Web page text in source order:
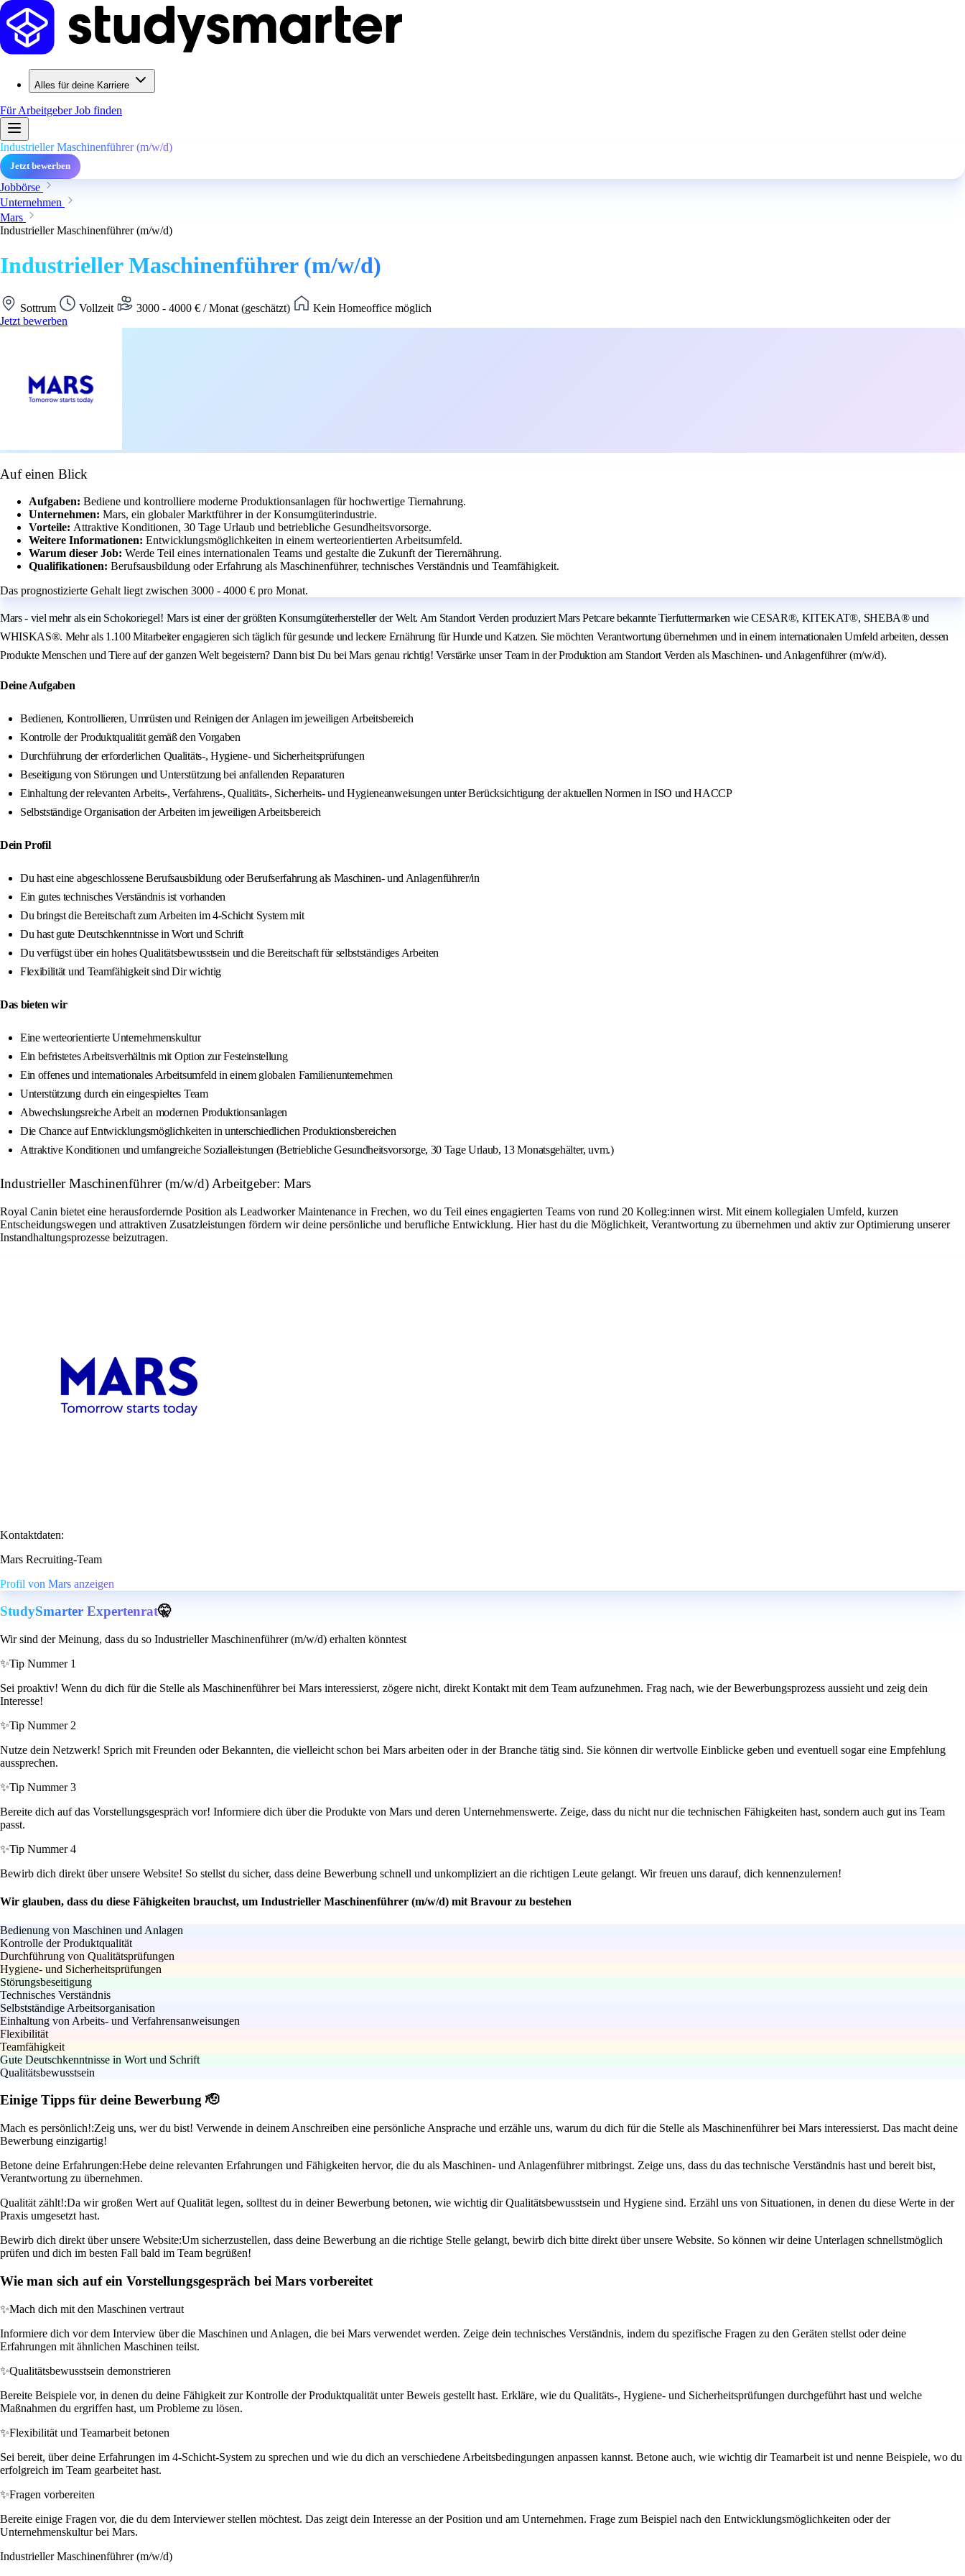
Alles für deine Karriere
Für ArbeitgeberJob finden
Industrieller Maschinenführer (m/w/d)
Jetzt bewerben
Jobbörse
Unternehmen
Mars
Industrieller Maschinenführer (m/w/d)
Industrieller Maschinenführer (m/w/d)
Sottrum Vollzeit 3000 - 4000 € / Monat (geschätzt)
Kein Homeoffice möglich
Jetzt bewerben
Auf einen Blick
Aufgaben: Bediene und kontrolliere moderne Produktionsanlagen für hochwertige Tiernahrung.
Unternehmen: Mars, ein globaler Marktführer in der Konsumgüterindustrie.
Vorteile: Attraktive Konditionen, 30 Tage Urlaub und betriebliche Gesundheitsvorsorge.
Weitere Informationen: Entwicklungsmöglichkeiten in einem werteorientierten Arbeitsumfeld.
Warum dieser Job: Werde Teil eines internationalen Teams und gestalte die Zukunft der Tierernährung.
Qualifikationen: Berufsausbildung oder Erfahrung als Maschinenführer, technisches Verständnis und Teamfähigkeit.
Das prognostizierte Gehalt liegt zwischen 3000 - 4000 € pro Monat.
Mars - viel mehr als ein Schokoriegel! Mars ist einer der größten Konsumgüterhersteller der Welt. Am Standort Verden produziert Mars Petcare bekannte Tierfuttermarken wie CESAR®, KITEKAT®, SHEBA® und
WHISKAS®. Mehr als 1.100 Mitarbeiter engagieren sich täglich für gesunde und leckere Ernährung für Hunde und Katzen. Sie möchten Verantwortung übernehmen und in einem internationalen Umfeld arbeiten, dessen
Produkte Menschen und Tiere auf der ganzen Welt begeistern? Dann bist Du bei Mars genau richtig! Verstärke unser Team in der Produktion am Standort Verden als Maschinen- und Anlagenführer (m/w/d).
Deine Aufgaben
Bedienen, Kontrollieren, Umrüsten und Reinigen der Anlagen im jeweiligen Arbeitsbereich
Kontrolle der Produktqualität gemäß den Vorgaben
Durchführung der erforderlichen Qualitäts-, Hygiene- und Sicherheitsprüfungen
Beseitigung von Störungen und Unterstützung bei anfallenden Reparaturen
Einhaltung der relevanten Arbeits-, Verfahrens-, Qualitäts-, Sicherheits- und Hygieneanweisungen unter Berücksichtigung der aktuellen Normen in ISO und HACCP
Selbstständige Organisation der Arbeiten im jeweiligen Arbeitsbereich
Dein Profil
Du hast eine abgeschlossene Berufsausbildung oder Berufserfahrung als Maschinen- und Anlagenführer/in
Ein gutes technisches Verständnis ist vorhanden
Du bringst die Bereitschaft zum Arbeiten im 4-Schicht System mit
Du hast gute Deutschkenntnisse in Wort und Schrift
Du verfügst über ein hohes Qualitätsbewusstsein und die Bereitschaft für selbstständiges Arbeiten
Flexibilität und Teamfähigkeit sind Dir wichtig
Das bieten wir
Eine werteorientierte Unternehmenskultur
Ein befristetes Arbeitsverhältnis mit Option zur Festeinstellung
Ein offenes und internationales Arbeitsumfeld in einem globalen Familienunternehmen
Unterstützung durch ein eingespieltes Team
Abwechslungsreiche Arbeit an modernen Produktionsanlagen
Die Chance auf Entwicklungsmöglichkeiten in unterschiedlichen Produktionsbereichen
Attraktive Konditionen und umfangreiche Sozialleistungen (Betriebliche Gesundheitsvorsorge, 30 Tage Urlaub, 13 Monatsgehälter, uvm.)
Industrieller Maschinenführer (m/w/d) Arbeitgeber: Mars
Royal Canin bietet eine herausfordernde Position als Leadworker Maintenance in Frechen, wo du Teil eines engagierten Teams von rund 20 Kolleg:innen wirst. Mit einem kollegialen Umfeld, kurzen
Entscheidungswegen und attraktiven Zusatzleistungen fördern wir deine persönliche und berufliche Entwicklung. Hier hast du die Möglichkeit, Verantwortung zu übernehmen und aktiv zur Optimierung unserer
Instandhaltungsprozesse beizutragen.
Kontaktdaten:
Mars Recruiting-Team
Profil von Mars anzeigen
StudySmarter Expertenrat🤫
Wir sind der Meinung, dass du so Industrieller Maschinenführer (m/w/d) erhalten könntest
✨Tip Nummer 1
Sei proaktiv! Wenn du dich für die Stelle als Maschinenführer bei Mars interessierst, zögere nicht, direkt Kontakt mit dem Team aufzunehmen. Frag nach, wie der Bewerbungsprozess aussieht und zeig dein
Interesse!
✨Tip Nummer 2
Nutze dein Netzwerk! Sprich mit Freunden oder Bekannten, die vielleicht schon bei Mars arbeiten oder in der Branche tätig sind. Sie können dir wertvolle Einblicke geben und eventuell sogar eine Empfehlung
aussprechen.
✨Tip Nummer 3
Bereite dich auf das Vorstellungsgespräch vor! Informiere dich über die Produkte von Mars und deren Unternehmenswerte. Zeige, dass du nicht nur die technischen Fähigkeiten hast, sondern auch gut ins Team
passt.
✨Tip Nummer 4
Bewirb dich direkt über unsere Website! So stellst du sicher, dass deine Bewerbung schnell und unkompliziert an die richtigen Leute gelangt. Wir freuen uns darauf, dich kennenzulernen!
Wir glauben, dass du diese Fähigkeiten brauchst, um Industrieller Maschinenführer (m/w/d) mit Bravour zu bestehen
Bedienung von Maschinen und Anlagen
Kontrolle der Produktqualität
Durchführung von Qualitätsprüfungen
Hygiene- und Sicherheitsprüfungen
Störungsbeseitigung
Technisches Verständnis
Selbstständige Arbeitsorganisation
Einhaltung von Arbeits- und Verfahrensanweisungen
Flexibilität
Teamfähigkeit
Gute Deutschkenntnisse in Wort und Schrift
Qualitätsbewusstsein
Einige Tipps für deine Bewerbung 🫡
Mach es persönlich!:Zeig uns, wer du bist! Verwende in deinem Anschreiben eine persönliche Ansprache und erzähle uns, warum du dich für die Stelle als Maschinenführer bei Mars interessierst. Das macht deine
Bewerbung einzigartig!
Betone deine Erfahrungen:Hebe deine relevanten Erfahrungen und Fähigkeiten hervor, die du als Maschinen- und Anlagenführer mitbringst. Zeige uns, dass du das technische Verständnis hast und bereit bist,
Verantwortung zu übernehmen.
Qualität zählt!:Da wir großen Wert auf Qualität legen, solltest du in deiner Bewerbung betonen, wie wichtig dir Qualitätsbewusstsein und Hygiene sind. Erzähl uns von Situationen, in denen du diese Werte in der
Praxis umgesetzt hast.
Bewirb dich direkt über unsere Website:Um sicherzustellen, dass deine Bewerbung an die richtige Stelle gelangt, bewirb dich bitte direkt über unsere Website. So können wir deine Unterlagen schnellstmöglich
prüfen und dich im besten Fall bald im Team begrüßen!
Wie man sich auf ein Vorstellungsgespräch bei Mars vorbereitet
✨Mach dich mit den Maschinen vertraut
Informiere dich vor dem Interview über die Maschinen und Anlagen, die bei Mars verwendet werden. Zeige dein technisches Verständnis, indem du spezifische Fragen zu den Geräten stellst oder deine
Erfahrungen mit ähnlichen Maschinen teilst.
✨Qualitätsbewusstsein demonstrieren
Bereite Beispiele vor, in denen du deine Fähigkeit zur Kontrolle der Produktqualität unter Beweis gestellt hast. Erkläre, wie du Qualitäts-, Hygiene- und Sicherheitsprüfungen durchgeführt hast und welche
Maßnahmen du ergriffen hast, um Probleme zu lösen.
✨Flexibilität und Teamarbeit betonen
Sei bereit, über deine Erfahrungen im 4-Schicht-System zu sprechen und wie du dich an verschiedene Arbeitsbedingungen anpassen kannst. Betone auch, wie wichtig dir Teamarbeit ist und nenne Beispiele, wo du
erfolgreich im Team gearbeitet hast.
✨Fragen vorbereiten
Bereite einige Fragen vor, die du dem Interviewer stellen möchtest. Das zeigt dein Interesse an der Position und am Unternehmen. Frage zum Beispiel nach den Entwicklungsmöglichkeiten oder der
Unternehmenskultur bei Mars.
Industrieller Maschinenführer (m/w/d)